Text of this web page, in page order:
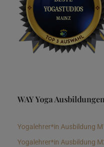
WAY Yoga Ausbildungen
Yogalehrer*in Ausbildung
Yogalehrer*in Ausbildung